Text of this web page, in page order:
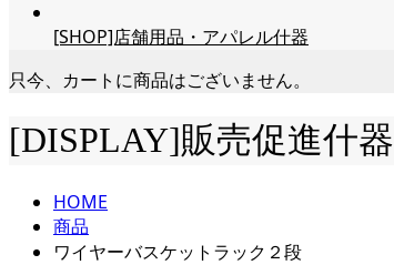
[SHOP]店舗用品・アパレル什器
只今、カートに商品はございません。
[DISPLAY]販売促進什器
HOME
商品
ワイヤーバスケットラック２段